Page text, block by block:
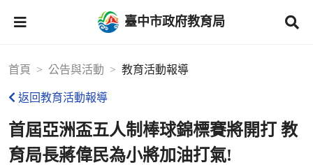
臺中市政府教育局
首頁 公告與活動 教育活動報導
返回教育活動報導
首屆亞洲盃五人制棒球錦標賽將開打 教
育局長蔣偉民為小將加油打氣!